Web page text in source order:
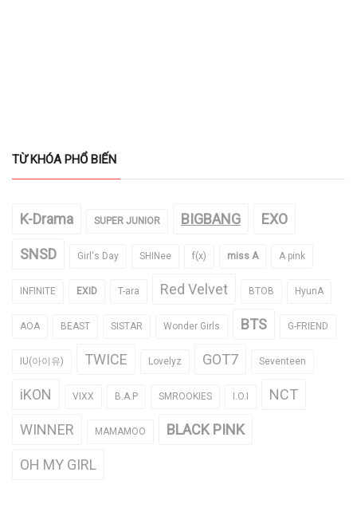
TỪ KHÓA PHỔ BIẾN
K-Drama SUPER JUNIOR BIGBANG EXO
SNSD Girl's Day SHINee f(x) miss A A pink
INFINITE EXID T-ara Red Velvet BTOB HyunA
AOA BEAST SISTAR Wonder Girls BTS G-FRIEND
IU(아이유) TWICE Lovelyz GOT7 Seventeen
iKON VIXX B.A.P SMROOKIES I.O.I NCT
WINNER MAMAMOO BLACK PINK
OH MY GIRL